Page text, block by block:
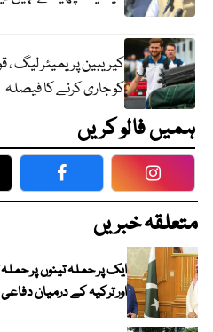
کو جاری کرنے کا فیصلہ
ہمیں فالو کریں
Facebook
متعلقہ خبریں
ایک پر حملہ تینوں پر
اور ترکیہ کے درمیان